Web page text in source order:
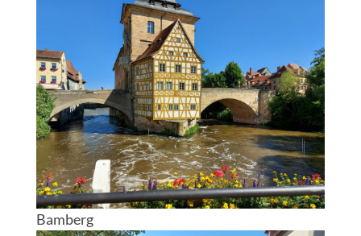
Bamberg